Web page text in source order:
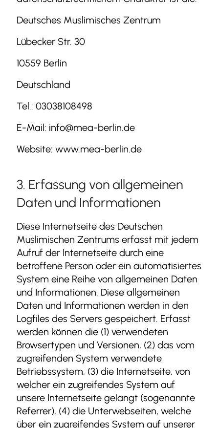
Deutsches Muslimisches Zentrum
Lübecker Str. 30
10559 Berlin
Deutschland
Tel.: 03038108498
E-Mail: info@mea-berlin.de
Website: www.mea-berlin.de
3. Erfassung von allgemeinen
Daten und Informationen
Diese Internetseite des Deutschen
Muslimischen Zentrums erfasst mit jedem
Aufruf der Internetseite durch eine
betroffene Person oder ein automatisiertes
System eine Reihe von allgemeinen Daten
und Informationen. Diese allgemeinen
Daten und Informationen werden in den
Logfiles des Servers gespeichert. Erfasst
werden können die (1) verwendeten
Browsertypen und Versionen, (2) das vom
zugreifenden System verwendete
Betriebssystem, (3) die Internetseite, von
welcher ein zugreifendes System auf
unsere Internetseite gelangt (sogenannte
Referrer), (4) die Unterwebseiten, welche
über ein zugreifendes System auf unserer